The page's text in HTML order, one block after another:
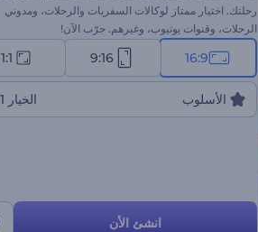
رحلتك. اختيار ممتاز لوكالات السفريات والرحلات، ومدوني
الرحلات، وقنوات يوتيوب، وغيرهم. جرّب الآن!
16:9
9:16
1:1
الأسلوب الخيار 1
انشئ الأن